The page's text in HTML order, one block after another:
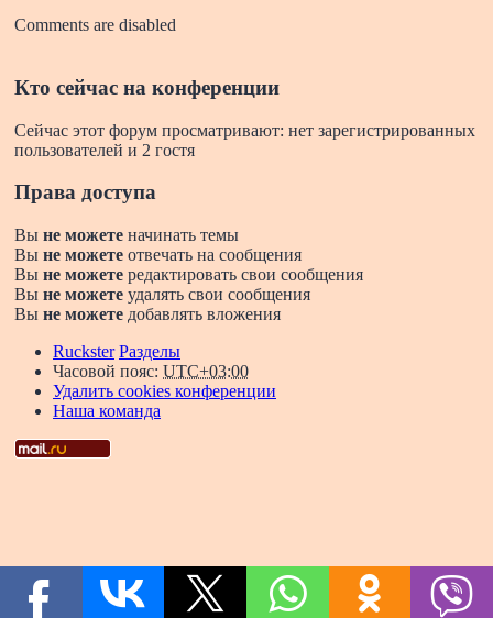
Comments are disabled
Кто сейчас на конференции
Сейчас этот форум просматривают: нет зарегистрированных
пользователей и 2 гостя
Права доступа
Вы не можете начинать темы
Вы не можете отвечать на сообщения
Вы не можете редактировать свои сообщения
Вы не можете удалять свои сообщения
Вы не можете добавлять вложения
Ruckster Разделы
Часовой пояс: UTC+03:00
Удалить cookies конференции
Наша команда